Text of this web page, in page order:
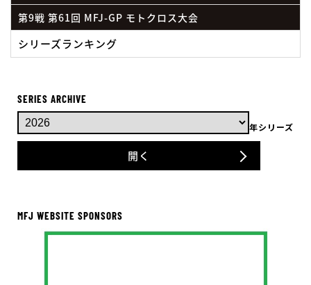
第9戦 第61回 MFJ-GP モトクロス大会
シリーズランキング
SERIES ARCHIVE
年シリーズ
開く
MFJ WEBSITE SPONSORS